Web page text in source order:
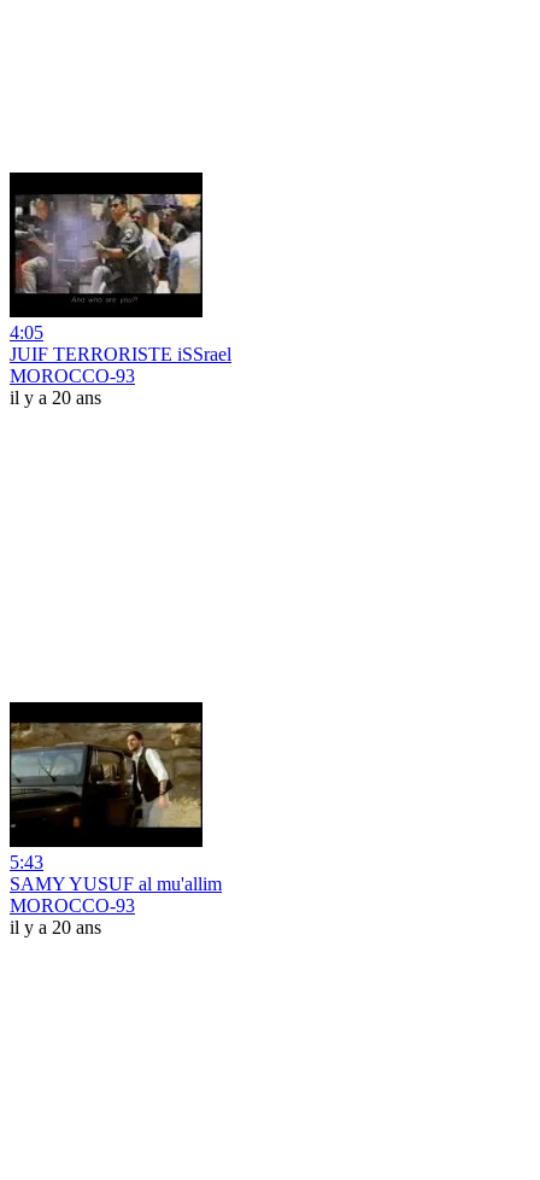
4:05
JUIF TERRORISTE iSSrael
MOROCCO-93
il y a 20 ans
5:43
SAMY YUSUF al mu'allim
MOROCCO-93
il y a 20 ans